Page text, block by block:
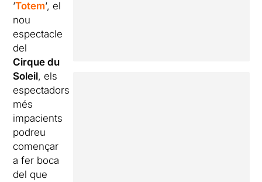
‘Totem‘, el
nou
espectacle
del
Cirque du
Soleil, els
espectadors
més
impacients
podreu
començar
a fer boca
del que